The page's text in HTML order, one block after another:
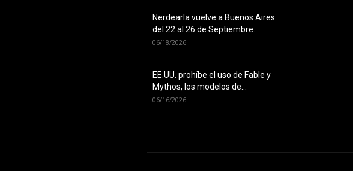
Nerdearla vuelve a Buenos Aires
del 22 al 26 de Septiembre...
06/18/2026
EE.UU. prohíbe el uso de Fable y
Mythos, los modelos de...
06/16/2026